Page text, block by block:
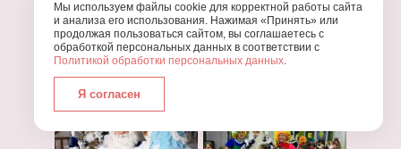
Мы используем файлы cookie для корректной работы сайта
и анализа его использования. Нажимая «Принять» или
продолжая пользоваться сайтом, вы соглашаетесь с
обработкой персональных данных в соответствии с
Политикой обработки персональных данных.
Я согласен